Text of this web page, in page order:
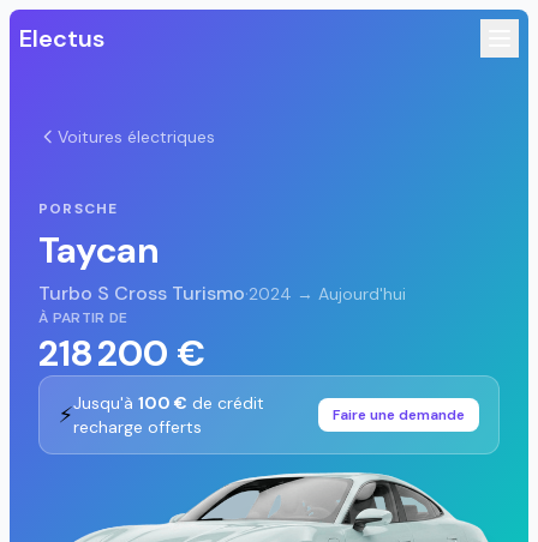
Electus
Voitures électriques
PORSCHE
Taycan
Turbo S Cross Turismo·2024 → Aujourd'hui
À PARTIR DE
218 200 €
⚡Jusqu'à 100 € de crédit
recharge offerts
Faire une demande